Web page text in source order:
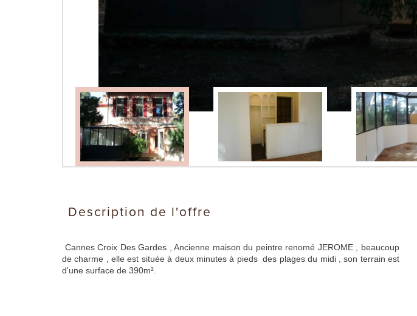
description de l'offre
Cannes Croix Des Gardes , Ancienne maison du peintre renomé JEROME , beaucoup
de charme , elle est située à deux minutes à pieds des plages du midi , son terrain est
d'une surface de 390m².